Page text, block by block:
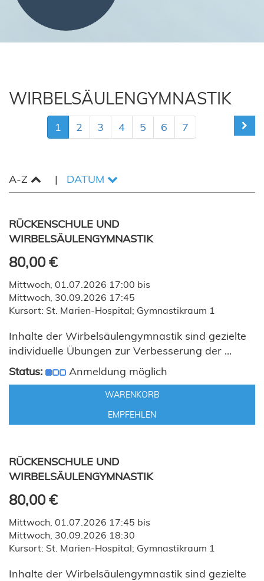
WIRBELSÄULENGYMNASTIK
1 2 3 4 5 6 7
A-Z DATUM
RÜCKENSCHULE UND
WIRBELSÄULENGYMNASTIK
80,00 €
Mittwoch, 01.07.2026 17:00 bis
Mittwoch, 30.09.2026 17:45
Kursort: St. Marien-Hospital; Gymnastikraum 1
Inhalte der Wirbelsäulengymnastik sind gezielte
individuelle Übungen zur Verbesserung der ...
Status:
Anmeldung möglich
WARENKORB
EMPFEHLEN
RÜCKENSCHULE UND
WIRBELSÄULENGYMNASTIK
80,00 €
Mittwoch, 01.07.2026 17:45 bis
Mittwoch, 30.09.2026 18:30
Kursort: St. Marien-Hospital; Gymnastikraum 1
Inhalte der Wirbelsäulengymnastik sind gezielte